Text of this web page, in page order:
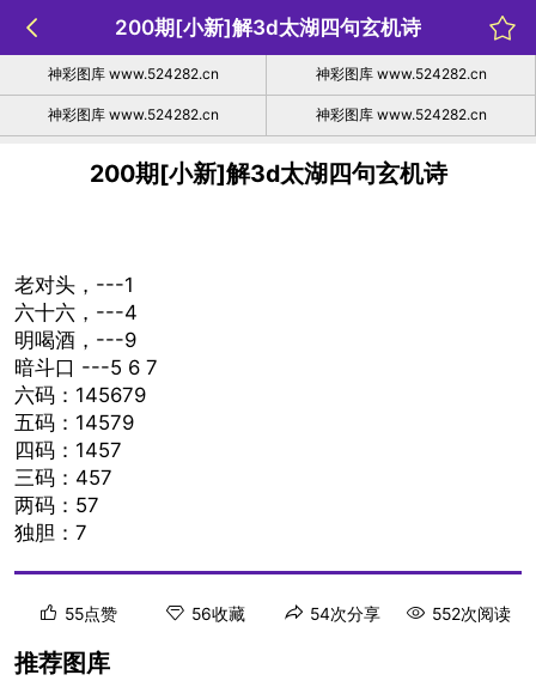
200期[小新]解3d太湖四句玄机诗
神彩图库 www.524282.cn 神彩图库 www.524282.cn
神彩图库 www.524282.cn 神彩图库 www.524282.cn
200期[小新]解3d太湖四句玄机诗
老对头，---1
六十六，---4
明喝酒，---9
暗斗口 ---5 6 7
六码：145679
五码：14579
四码：1457
三码：457
两码：57
独胆：7
55点赞 56收藏 54次分享 552次阅读
推荐图库